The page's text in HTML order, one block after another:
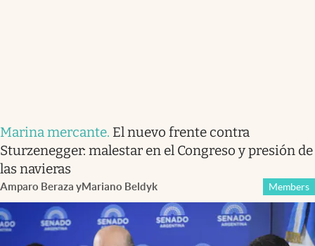
Marina mercante. El nuevo frente contra
Sturzenegger: malestar en el Congreso y presión de
las navieras
Amparo Beraza yMariano Beldyk Members